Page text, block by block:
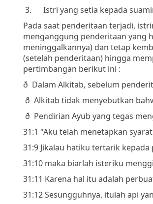
3.
Istri yang setia kepada
Pada saat penderitaan terjadi,
menganggung penderitaan yang
meninggalkannya) dan tetap
(setelah penderitaan) hingga
pertimbangan berikut ini :
ð Dalam Alkitab, sebelum
ð Alkitab tidak menyebutkan
ð Pendirian Ayub yang tegas
31:1 "Aku telah menetapkan
31:9 Jikalau hatiku tertarik
31:10 maka biarlah isteriku
31:11 Karena hal itu adalah
31:12 Sesungguhnya, itulah api